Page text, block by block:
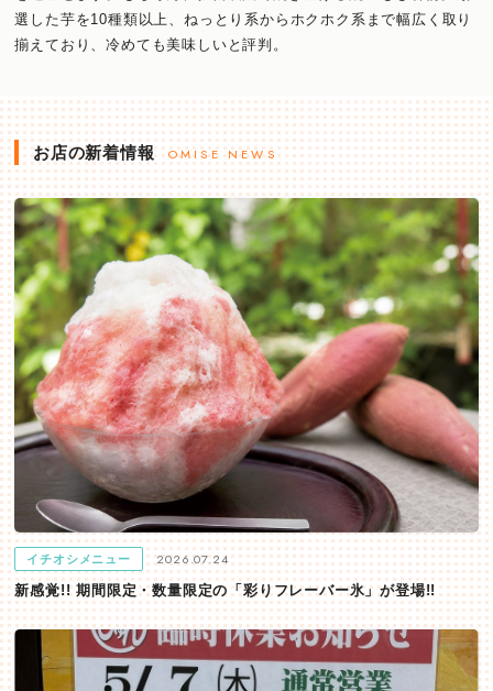
選した芋を10種類以上、ねっとり系からホクホク系まで幅広く取り
揃えており、冷めても美味しいと評判。
お店の新着情報 OMISE NEWS
イチオシメニュー 2026.07.24
新感覚!! 期間限定・数量限定の「彩りフレーバー氷」が登場!!